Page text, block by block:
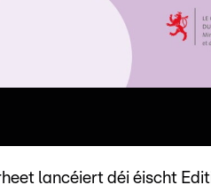
lancéiert déi éischt